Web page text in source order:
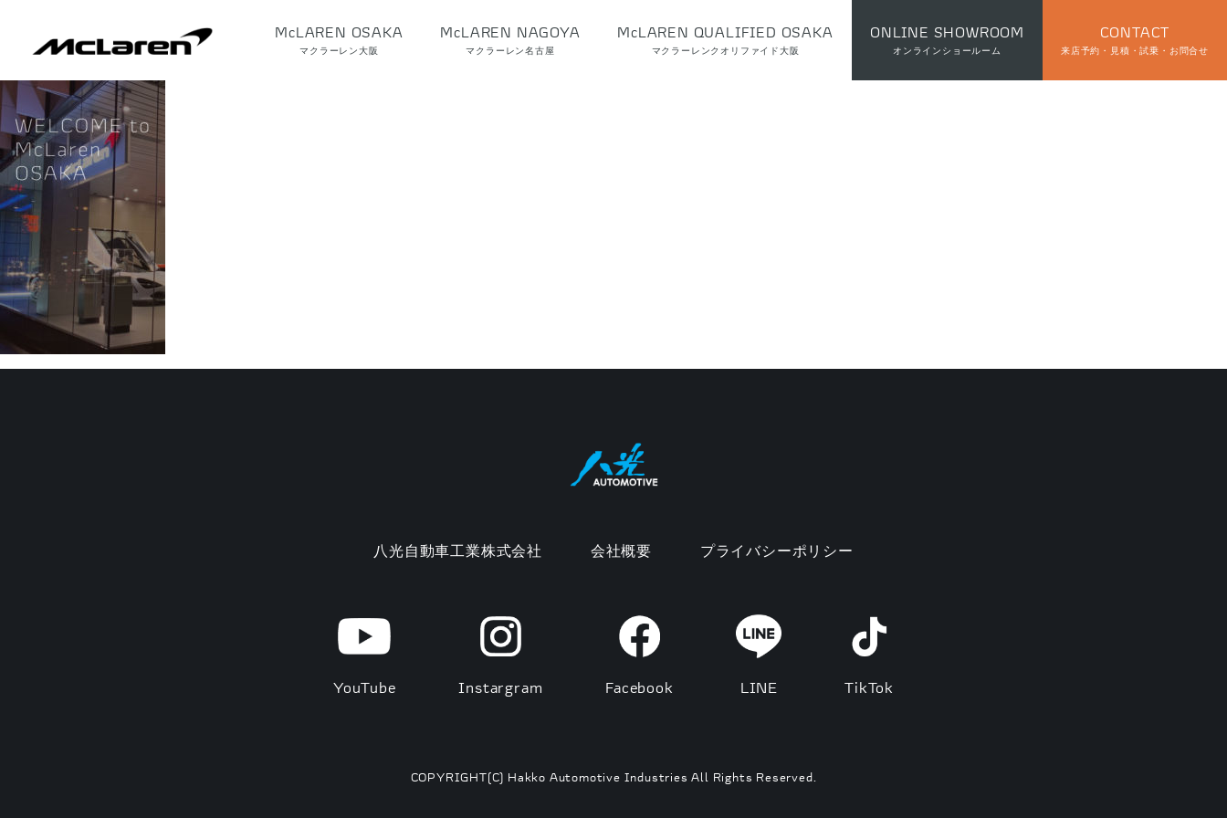
McLAREN OSAKA
マクラーレン大阪
McLAREN NAGOYA
マクラーレン名古屋
McLAREN QUALIFIED OSAKA
マクラーレンクオリファイド大阪
ONLINE SHOWROOM
オンラインショールーム
CONTACT
来店予約・見積・試乗・お問合せ
八光自動車工業株式会社 会社概要 プライバシーポリシー
YouTube Instargram Facebook LINE TikTok
COPYRIGHT(C) Hakko Automotive Industries All Rights Reserved.